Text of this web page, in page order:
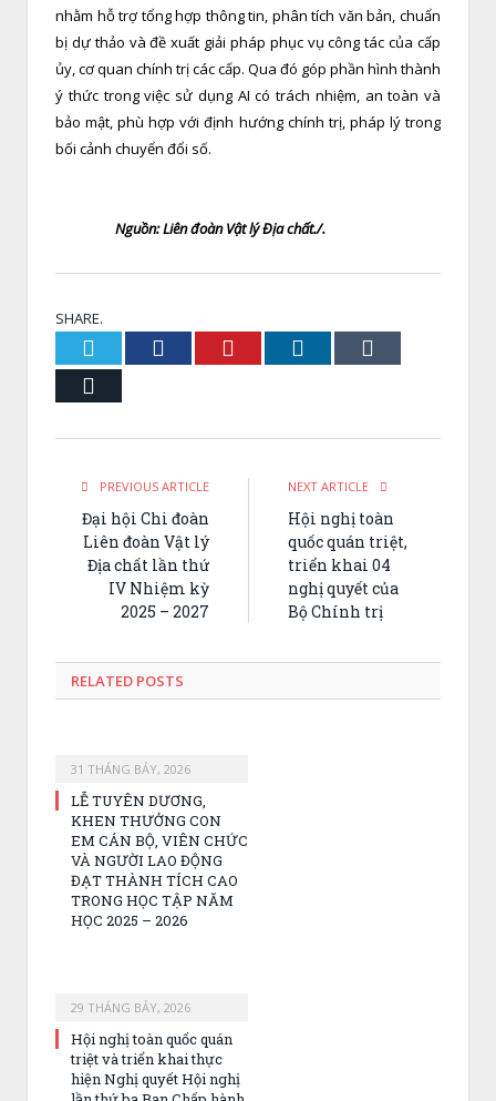
nhằm hỗ trợ tổng hợp thông tin, phân tích văn bản, chuẩn
bị dự thảo và đề xuất giải pháp phục vụ công tác của cấp
ủy, cơ quan chính trị các cấp. Qua đó góp phần hình thành
ý thức trong việc sử dụng AI có trách nhiệm, an toàn và
bảo mật, phù hợp với định hướng chính trị, pháp lý trong
bối cảnh chuyển đổi số.
Nguồn: Liên đoàn Vật lý Địa chất./.
SHARE.
Twitter Facebook Pinterest LinkedIn
PREVIOUS ARTICLE
Đại hội Chi đoàn
Liên đoàn Vật lý
Địa chất lần thứ
IV Nhiệm kỳ
2025 – 2027
NEXT ARTICLE
Hội nghị toàn
quốc quán triệt,
triển khai 04
nghị quyết của
Bộ Chính trị
RELATED POSTS
31 THÁNG BẢY, 2026
LỄ TUYÊN DƯƠNG,
KHEN THƯỞNG CON
EM CÁN BỘ, VIÊN CHỨC
VÀ NGƯỜI LAO ĐỘNG
ĐẠT THÀNH TÍCH CAO
TRONG HỌC TẬP NĂM
HỌC 2025 – 2026
29 THÁNG BẢY, 2026
Hội nghị toàn quốc quán
triệt và triển khai thực
hiện Nghị quyết Hội nghị